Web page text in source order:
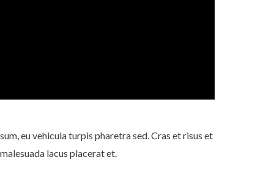
eu vehicula turpis pharetra sed. Cras et risus et
lacus placerat et.